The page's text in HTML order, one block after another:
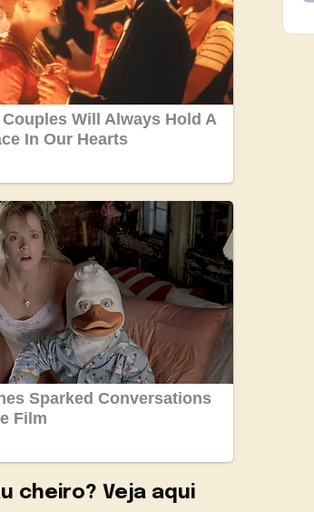
cheiro? Veja aqui